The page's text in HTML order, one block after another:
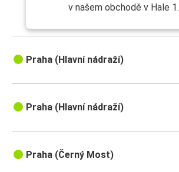
v našem obchodě v Hale 1.
Praha (Hlavní nádraží)
Praha (Hlavní nádraží)
Praha (Černý Most)